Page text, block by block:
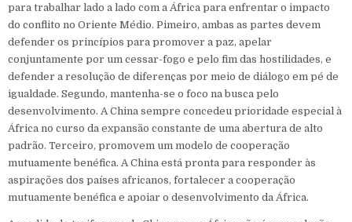
para trabalhar lado a lado com a África para enfrentar o impacto
do conflito no Oriente Médio. Pimeiro, ambas as partes devem
defender os princípios para promover a paz, apelar
conjuntamente por um cessar-fogo e pelo fim das hostilidades, e
defender a resolução de diferenças por meio de diálogo em pé de
igualdade. Segundo, mantenha-se o foco na busca pelo
desenvolvimento. A China sempre concedeu prioridade especial à
África no curso da expansão constante de uma abertura de alto
padrão. Terceiro, promovem um modelo de cooperação
mutuamente benéfica. A China está pronta para responder às
aspirações dos países africanos, fortalecer a cooperação
mutuamente benéfica e apoiar o desenvolvimento da África.